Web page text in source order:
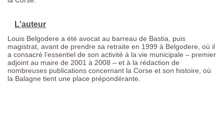
L'auteur
Louis Belgodere a été avocat au barreau de Bastia, puis
magistrat, avant de prendre sa retraite en 1999 à Belgodere, où il
a consacré l’essentiel de son activité à la vie municipale – premier
adjoint au maire de 2001 à 2008 – et à la rédaction de
nombreuses publications concernant la Corse et son histoire, où
la Balagne tient une place prépondérante.